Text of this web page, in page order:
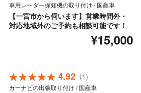
車用レーダー探知機の取り付け / 国産車
【一宮市から伺います】営業時間外・
対応地域外のご予約も相談可能です！
¥15,000
4.92 (1)
カーナビの出張取り付け / 国産車